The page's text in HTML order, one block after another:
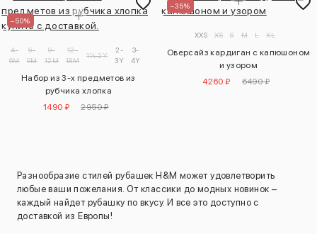
–50%
4-
6M
6-
9M
9-
12M
12-
18M
1½-2Y
2-
3Y
3-
4Y
Набор из 3-х предметов из
рубчика хлопка
1490 ₽
2950 ₽
–35%
XXS XS S M L XL
Оверсайз кардиган с капюшоном
и узором
4260 ₽
6490 ₽
Разнообразие стилей рубашек H&M может удовлетворить
любые ваши пожелания. От классики до модных новинок –
каждый найдет рубашку по вкусу. И все это доступно с
доставкой из Европы!